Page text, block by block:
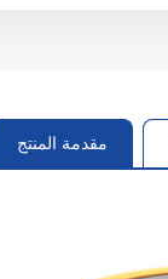
مقدمة المنتج